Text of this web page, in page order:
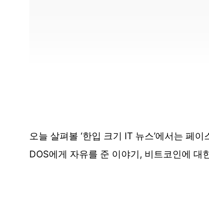
오늘 살펴볼 ‘한입 크기 IT 뉴스’에서는 페
DOS에게 자유를 준 이야기, 비트코인에